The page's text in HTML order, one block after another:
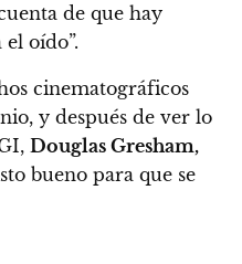
de que hay
oído”.
cinematográficos
y después de ver lo
Douglas Gresham,
bueno para que se